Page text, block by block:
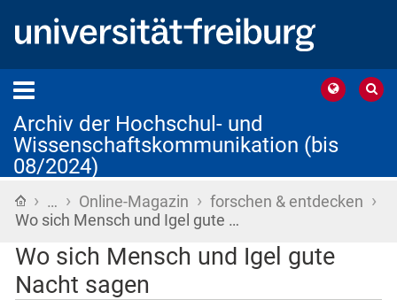
Archiv der Hochschul- und
Wissenschaftskommunikation (bis
08/2024)
Startseite
› … › Online-Magazin › forschen & entdecken ›
Wo sich Mensch und Igel gute …
Wo sich Mensch und Igel gute
Nacht sagen